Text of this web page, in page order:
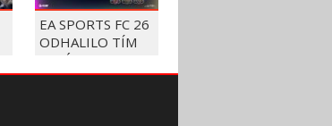
EA SPORTS FC 26
ODHALILO TÍM
SEZÓNY, V
ZOZNAME